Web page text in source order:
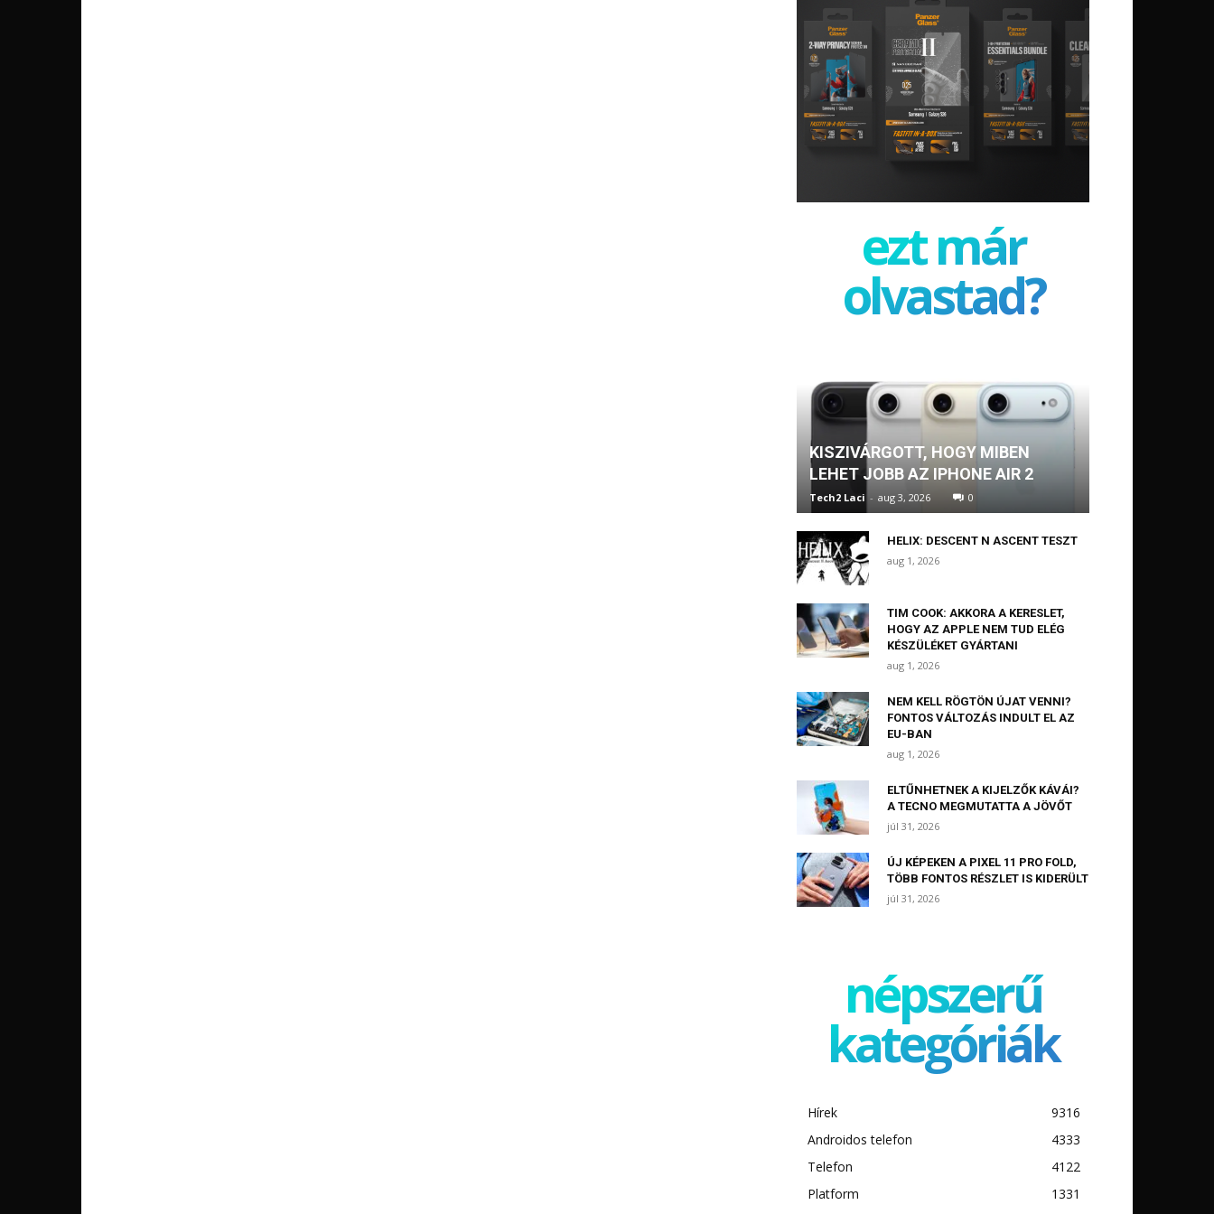
ezt már
olvastad?
KISZIVÁRGOTT, HOGY MIBEN
LEHET JOBB AZ IPHONE AIR 2
Tech2 Laci - aug 3, 2026 0
HELIX: DESCENT N ASCENT TESZT
aug 1, 2026
TIM COOK: AKKORA A KERESLET,
HOGY AZ APPLE NEM TUD ELÉG
KÉSZÜLÉKET GYÁRTANI
aug 1, 2026
NEM KELL RÖGTÖN ÚJAT VENNI?
FONTOS VÁLTOZÁS INDULT EL AZ
EU-BAN
aug 1, 2026
ELTŰNHETNEK A KIJELZŐK KÁVÁI?
A TECNO MEGMUTATTA A JÖVŐT
júl 31, 2026
ÚJ KÉPEKEN A PIXEL 11 PRO FOLD,
TÖBB FONTOS RÉSZLET IS KIDERÜLT
júl 31, 2026
népszerű
kategóriák
Hírek
9316
Androidos telefon
4333
Telefon
4122
Platform
1331